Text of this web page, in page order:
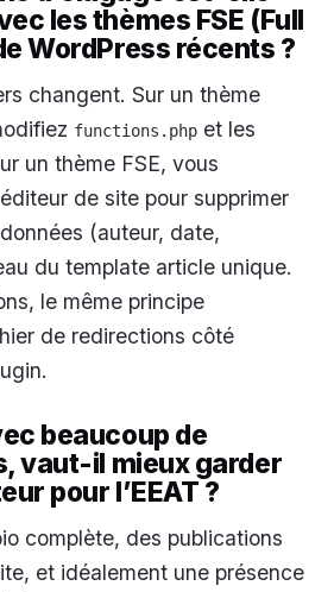
les thèmes FSE (Full
WordPress récents ?
changent. Sur un thème
functions.php et les
un thème FSE, vous
de site pour supprimer
(auteur, date,
du template article unique.
le même principe
de redirections côté
beaucoup de
vaut-il mieux garder
pour l’EEAT ?
complète, des publications
et idéalement une présence